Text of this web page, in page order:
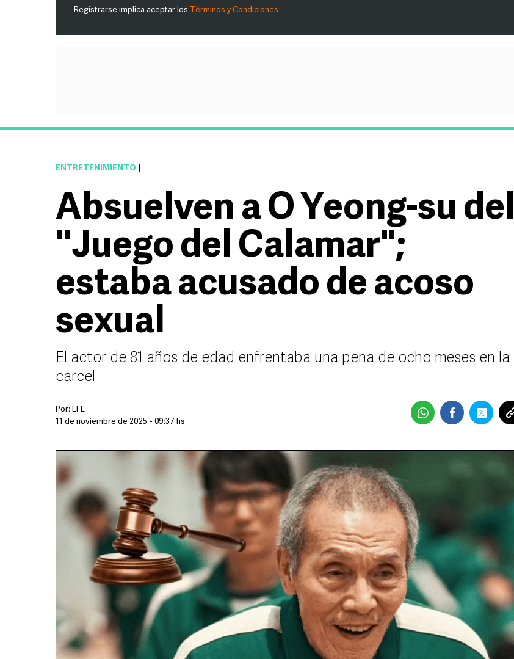
Registrarse implica aceptar los Términos y Condiciones
ENTRETENIMIENTO
Absuelven a O Yeong-su del
"Juego del Calamar";
estaba acusado de acoso
sexual
El actor de 81 años de edad enfrentaba una pena de ocho meses en la
carcel
Por: EFE
11 de noviembre de 2025 - 09:37 hs